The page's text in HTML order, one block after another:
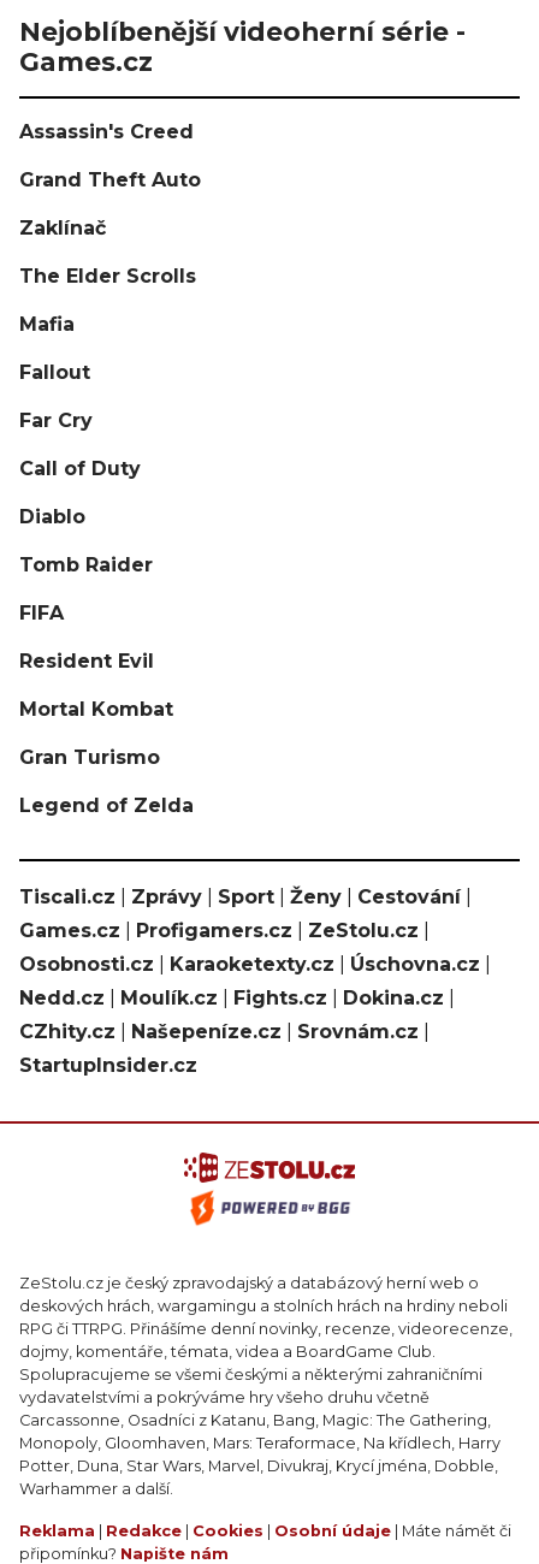
Nejoblíbenější videoherní série -
Games.cz
Assassin's Creed
Grand Theft Auto
Zaklínač
The Elder Scrolls
Mafia
Fallout
Far Cry
Call of Duty
Diablo
Tomb Raider
FIFA
Resident Evil
Mortal Kombat
Gran Turismo
Legend of Zelda
Tiscali.cz Zprávy Sport Ženy Cestování|
Games.cz
Profigamers.cz ZeStolu.cz
Osobnosti.cz
Karaoketexty.cz Úschovna.cz
Nedd.cz
Moulík.cz Fights.cz Dokina.cz
CZhity.cz
Našepeníze.cz Srovnám.cz
StartupInsider.cz
ZeStolu.cz je český zpravodajský a databázový herní web o
deskových hrách, wargamingu a stolních hrách na hrdiny neboli
RPG či TTRPG. Přinášíme denní novinky, recenze, videorecenze,
dojmy, komentáře, témata, videa a BoardGame Club.
Spolupracujeme se všemi českými a některými zahraničními
vydavatelstvími a pokrýváme hry všeho druhu včetně
Carcassonne, Osadníci z Katanu, Bang, Magic: The Gathering,
Monopoly, Gloomhaven, Mars: Teraformace, Na křídlech, Harry
Potter, Duna, Star Wars, Marvel, Divukraj, Krycí jména, Dobble,
Warhammer a další.
Reklama Redakce Cookies Osobní údaje | Máte námět či
připomínku? Napište nám